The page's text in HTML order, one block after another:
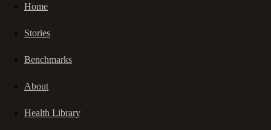
Home
Stories
Benchmarks
About
Health Library